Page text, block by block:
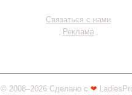
Связаться с нами
Реклама
© 2008–2026 Сделано с ❤︎